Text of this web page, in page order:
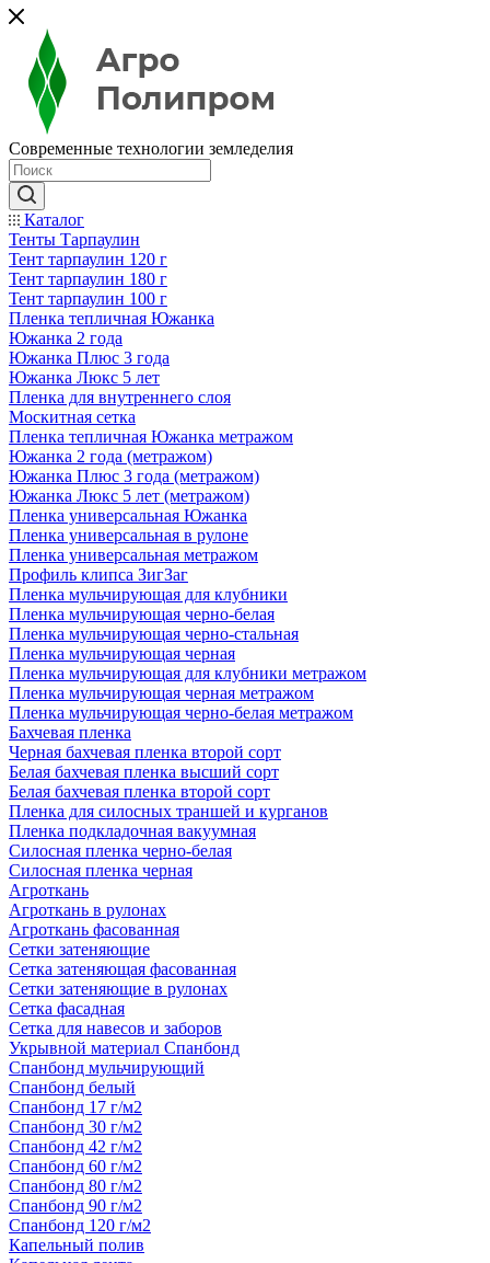
Современные технологии земледелия
Каталог
Тенты Тарпаулин
Тент тарпаулин 120 г
Тент тарпаулин 180 г
Тент тарпаулин 100 г
Пленка тепличная Южанка
Южанка 2 года
Южанка Плюс 3 года
Южанка Люкс 5 лет
Пленка для внутреннего слоя
Москитная сетка
Пленка тепличная Южанка метражом
Южанка 2 года (метражом)
Южанка Плюс 3 года (метражом)
Южанка Люкс 5 лет (метражом)
Пленка универсальная Южанка
Пленка универсальная в рулоне
Пленка универсальная метражом
Профиль клипса ЗигЗаг
Пленка мульчирующая для клубники
Пленка мульчирующая черно-белая
Пленка мульчирующая черно-стальная
Пленка мульчирующая черная
Пленка мульчирующая для клубники метражом
Пленка мульчирующая черная метражом
Пленка мульчирующая черно-белая метражом
Бахчевая пленка
Черная бахчевая пленка второй сорт
Белая бахчевая пленка высший сорт
Белая бахчевая пленка второй сорт
Пленка для силосных траншей и курганов
Пленка подкладочная вакуумная
Силосная пленка черно-белая
Силосная пленка черная
Агроткань
Агроткань в рулонах
Агроткань фасованная
Сетки затеняющие
Сетка затеняющая фасованная
Сетки затеняющие в рулонах
Сетка фасадная
Сетка для навесов и заборов
Укрывной материал Спанбонд
Спанбонд мульчирующий
Спанбонд белый
Спанбонд 17 г/м2
Спанбонд 30 г/м2
Спанбонд 42 г/м2
Спанбонд 60 г/м2
Спанбонд 80 г/м2
Спанбонд 90 г/м2
Спанбонд 120 г/м2
Капельный полив